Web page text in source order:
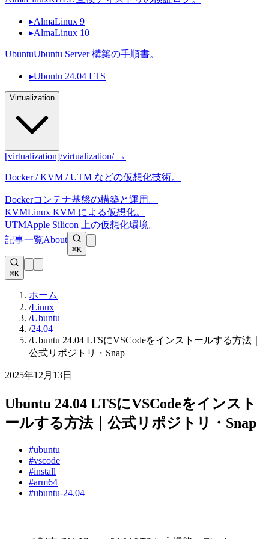
▸AlmaLinux 9
▸AlmaLinux 10
UbuntuUbuntu Server 構築の手順書。
▸Ubuntu 24.04 LTS
Virtualization
[virtualization]/virtualization/ →
Docker / KVM / UTM などの仮想化技術。
Dockerコンテナ基盤の構築と運用。
KVMLinux KVM による仮想化。
UTMApple Silicon 上の仮想化環境。
記事一覧About
⌘K
⌘K
ホーム
/Linux
/Ubuntu
/24.04
/Ubuntu 24.04 LTSにVSCodeをインストールする方法｜
公式リポジトリ・Snap
2025年12月13日
Ubuntu 24.04 LTSにVSCodeをインスト
ールする方法｜公式リポジトリ・Snap
#ubuntu
#vscode
#install
#arm64
#ubuntu-24.04